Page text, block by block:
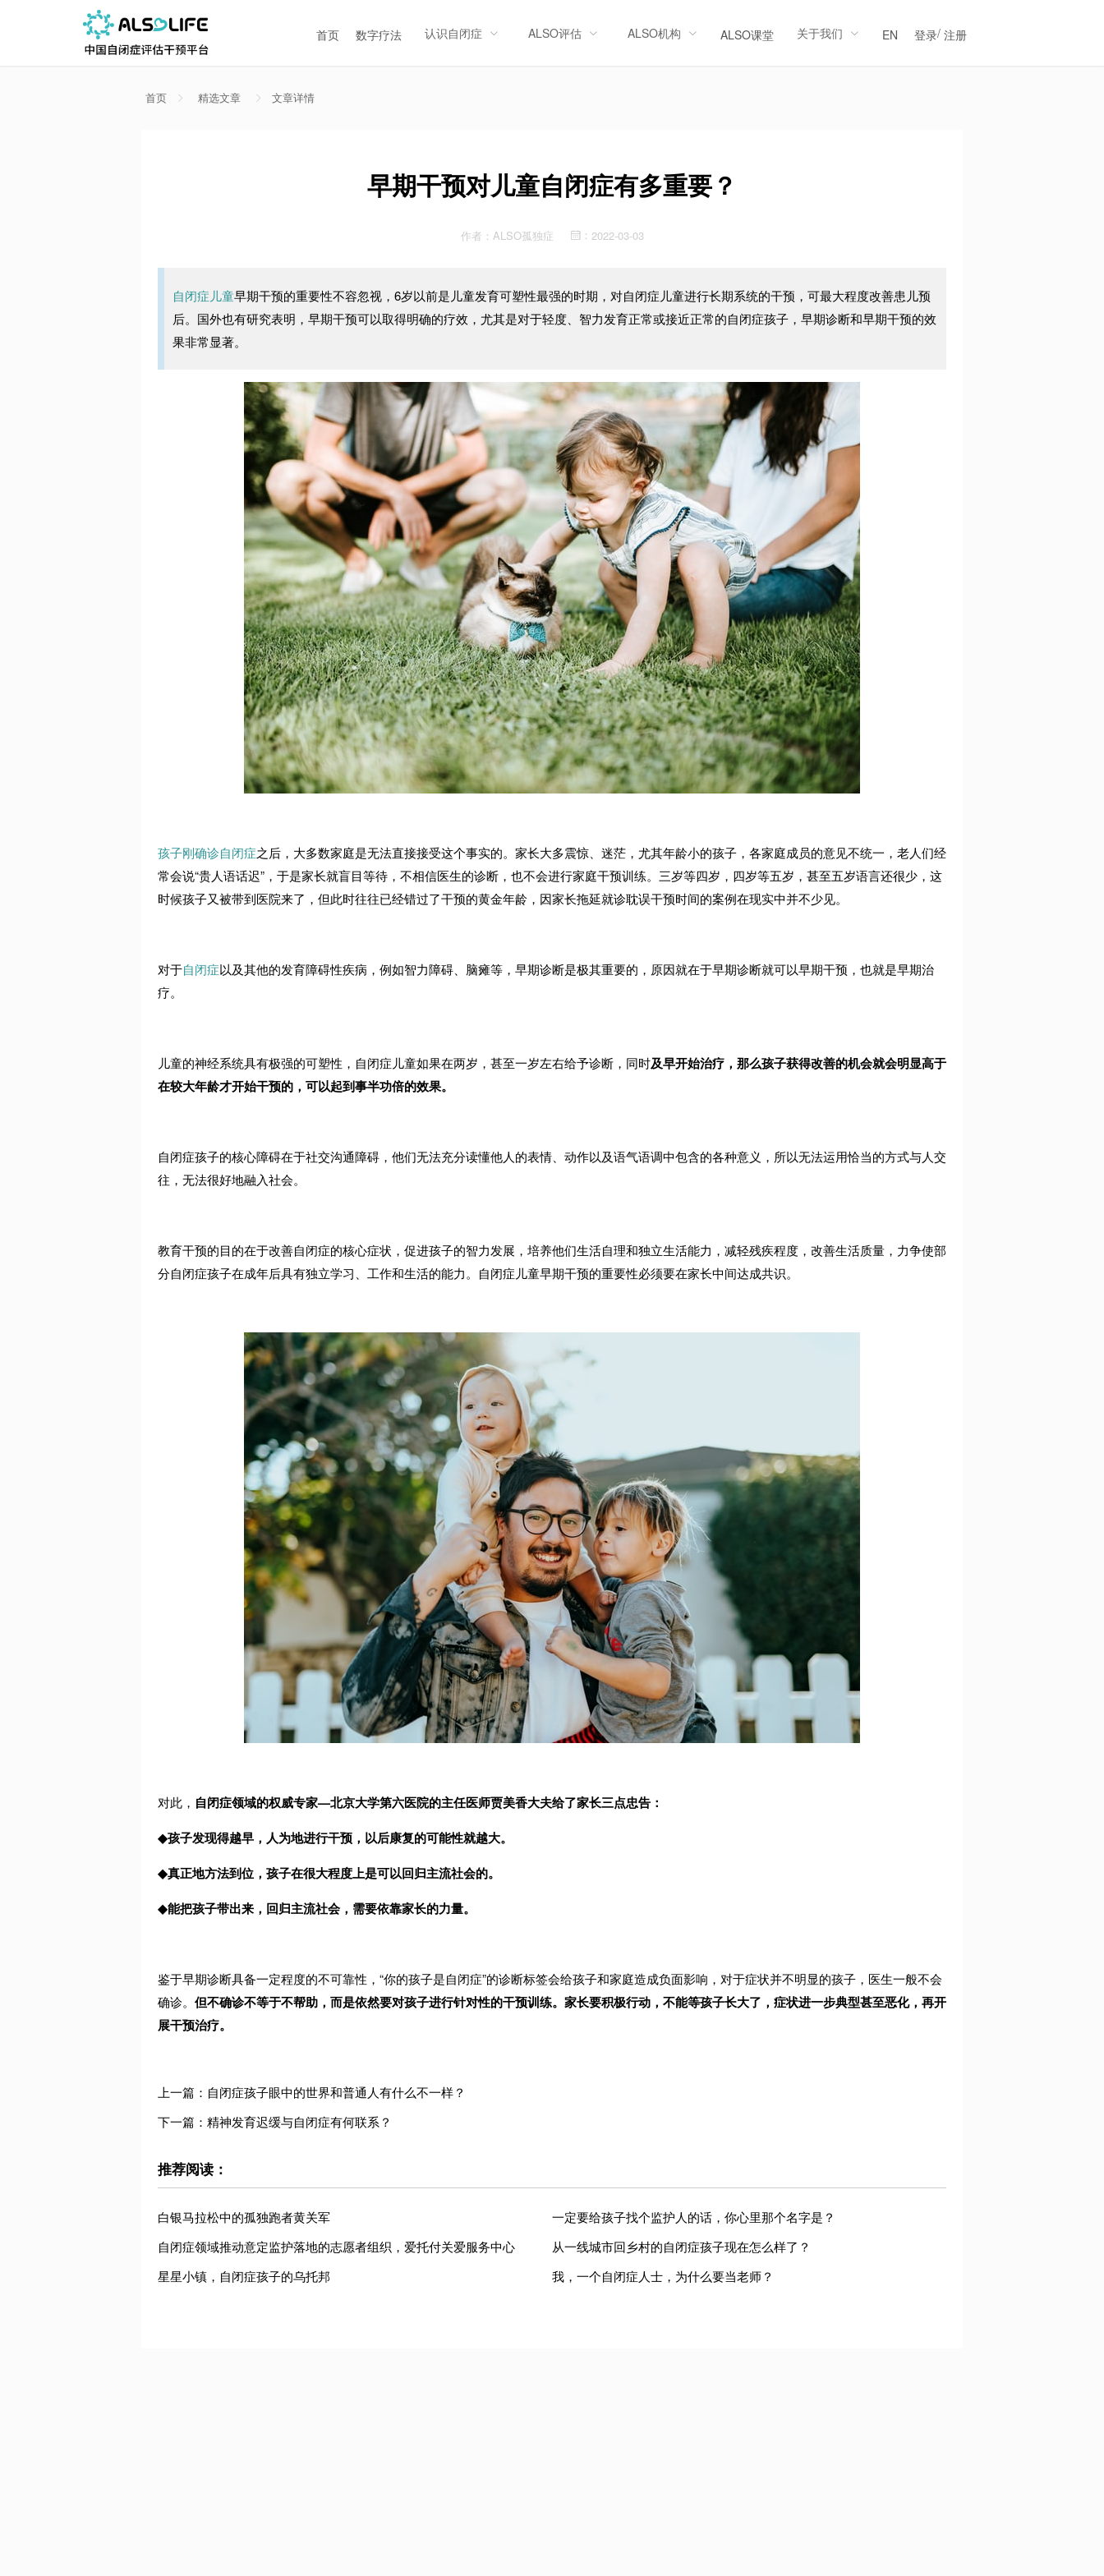
首页 数字疗法 认识自闭症 ALSO评估 ALSO机构 ALSO课堂 关于我们 EN 登录/ 注册
首页 精选文章 文章详情
早期干预对儿童自闭症有多重要？
作者： ALSO孤独症 ： 2022-03-03
自闭症儿童早期干预的重要性不容忽视， 6岁以前是儿童发育可塑性最强的时期，对自闭症儿童进行长期系统的干预，可最大程度改善患儿预
后。国外也有研究表明，早期干预可以取得明确的疗效，尤其是对于轻度、智力发育正常或接近正常的自闭症孩子，早期诊断和早期干预的效
果非常显著。
孩子刚确诊自闭症之后，大多数家庭是无法直接接受这个事实的。家长大多震惊、迷茫，尤其年龄小的孩子，各家庭成员的意见不统一，老人们经
常会说“贵人语话迟”，于是家长就盲目等待，不相信医生的诊断，也不会进行家庭干预训练。三岁等四岁，四岁等五岁，甚至五岁语言还很少，这
时候孩子又被带到医院来了，但此时往往已经错过了干预的黄金年龄，因家长拖延就诊耽误干预时间的案例在现实中并不少见。
对于自闭症以及其他的发育障碍性疾病，例如智力障碍、脑瘫等，早期诊断是极其重要的，原因就在于早期诊断就可以早期干预，也就是早期治
疗。
儿童的神经系统具有极强的可塑性，自闭症儿童如果在两岁，甚至一岁左右给予诊断，同时及早开始治疗，那么孩子获得改善的机会就会明显高于
在较大年龄才开始干预的，可以起到事半功倍的效果。
自闭症孩子的核心障碍在于社交沟通障碍，他们无法充分读懂他人的表情、动作以及语气语调中包含的各种意义，所以无法运用恰当的方式与人交
往，无法很好地融入社会。
教育干预的目的在于改善自闭症的核心症状，促进孩子的智力发展，培养他们生活自理和独立生活能力，减轻残疾程度，改善生活质量，力争使部
分自闭症孩子在成年后具有独立学习、工作和生活的能力。自闭症儿童早期干预的重要性必须要在家长中间达成共识。
对此， 自闭症领域的权威专家—北京大学第六医院的主任医师贾美香大夫给了家长三点忠告：
◆孩子发现得越早，人为地进行干预，以后康复的可能性就越大。
◆真正地方法到位，孩子在很大程度上是可以回归主流社会的。
◆能把孩子带出来，回归主流社会，需要依靠家长的力量。
鉴于早期诊断具备一定程度的不可靠性，“你的孩子是自闭症”的诊断标签会给孩子和家庭造成负面影响，对于症状并不明显的孩子，医生一般不会
确诊。 但不确诊不等于不帮助，而是依然要对孩子进行针对性的干预训练。家长要积极行动，不能等孩子长大了，症状进一步典型甚至恶化，再开
展干预治疗。
上一篇：自闭症孩子眼中的世界和普通人有什么不一样？
下一篇：精神发育迟缓与自闭症有何联系？
推荐阅读：
白银马拉松中的孤独跑者黄关军
一定要给孩子找个监护人的话，你心里那个名字是？
自闭症领域推动意定监护落地的志愿者组织，爱托付关爱服务中心
从一线城市回乡村的自闭症孩子现在怎么样了？
星星小镇，自闭症孩子的乌托邦
我，一个自闭症人士，为什么要当老师？